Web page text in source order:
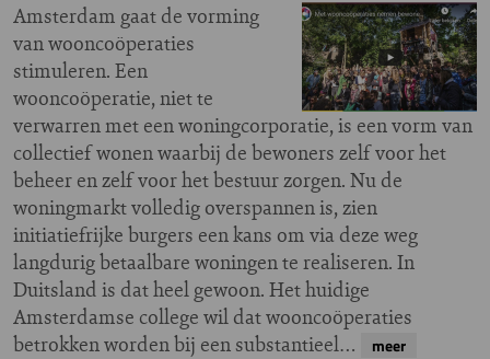
Amsterdam gaat de vorming
van wooncoöperaties
stimuleren. Een
wooncoöperatie, niet te
verwarren met een woningcorporatie, is een vorm van
collectief wonen waarbij de bewoners zelf voor het
beheer en zelf voor het bestuur zorgen. Nu de
woningmarkt volledig overspannen is, zien
initiatiefrijke burgers een kans om via deze weg
langdurig betaalbare woningen te realiseren. In
Duitsland is dat heel gewoon. Het huidige
Amsterdamse college wil dat wooncoöperaties
betrokken worden bij een substantieel…
meer